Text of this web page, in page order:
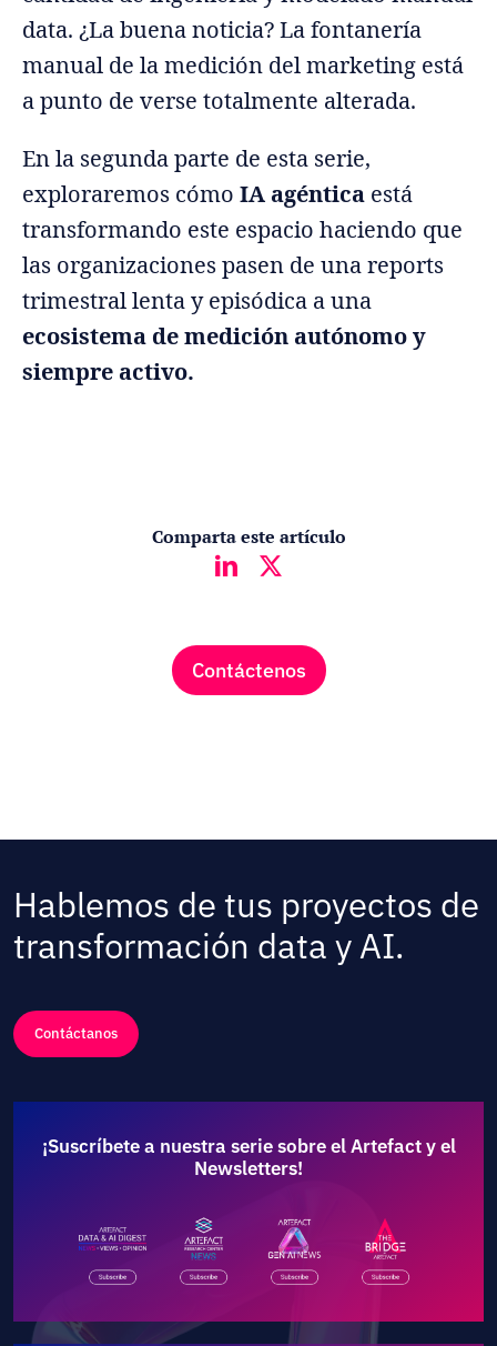
data. ¿La buena noticia? La fontanería
manual de la medición del marketing está
a punto de verse totalmente alterada.
En la segunda parte de esta serie,
exploraremos cómoIA agéntica está
transformando este espacio haciendo que
las organizaciones pasen de una reports
trimestral lenta y episódica a una
ecosistema de medición autónomo y
siempre activo.
Comparta este artículo
Contáctenos
Hablemos de tus proyectos de
transformación data y AI.
Contáctanos
¡Suscríbete a nuestra serie sobre el Artefact y el
Newsletters!